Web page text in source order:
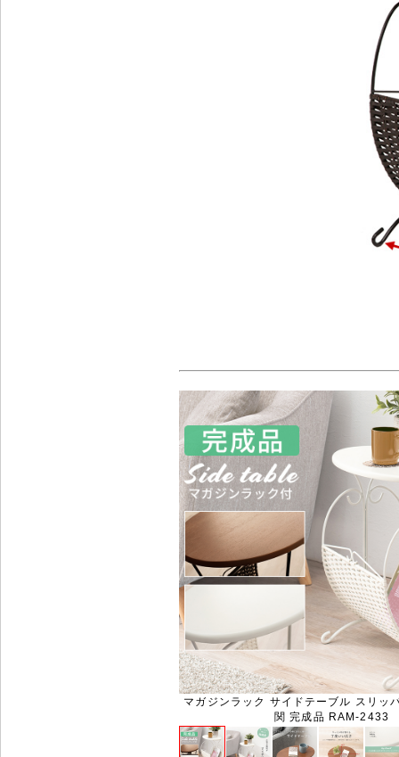
マガジンラック サイドテーブル スリッ
関 完成品 RAM-2433